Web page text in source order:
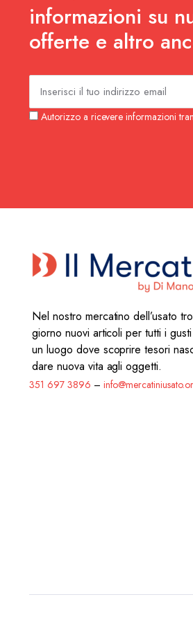
informazioni su
offerte e altro
Autorizzo a ricevere informazioni
Nel nostro mercatino dell’usato
giorno nuovi articoli per tutti i
un luogo dove scoprire tesori
dare nuova vita agli oggetti.
351 697 3896 –